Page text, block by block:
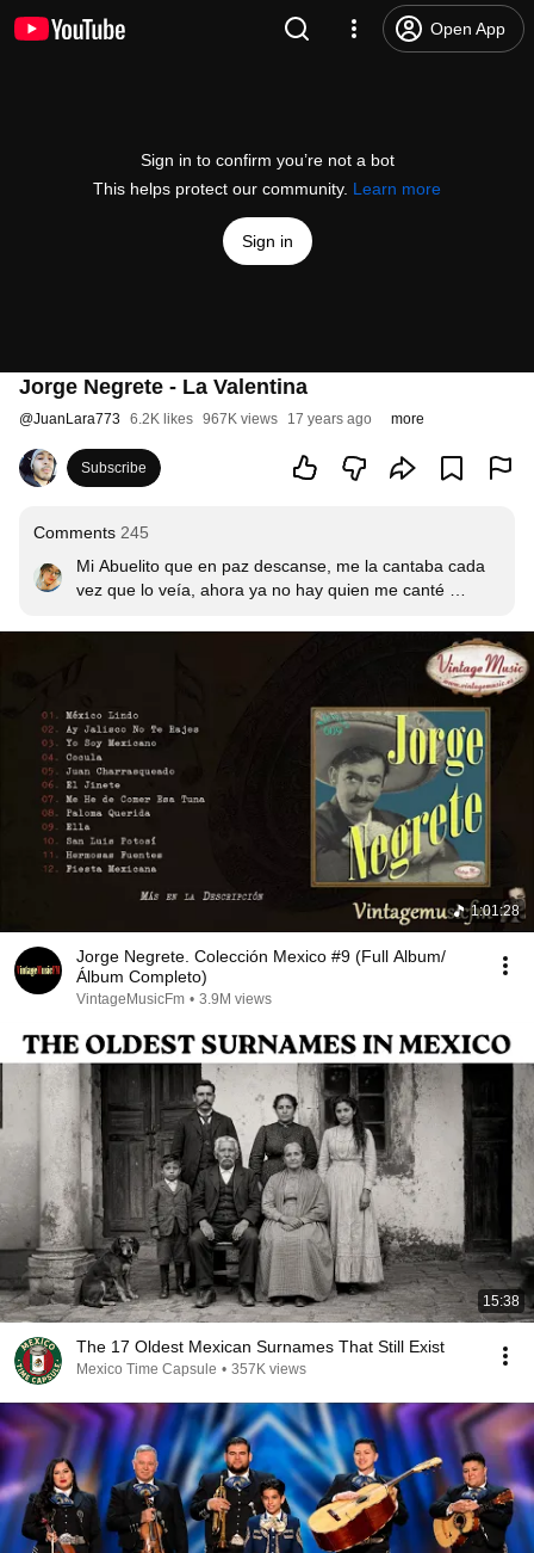
Open App
Sign in to confirm you’re not a bot
This helps protect our community. Learn more
Sign in
Jorge Negrete - La Valentina
@JuanLara773 6.2K likes 967K views 17 years ago more
Subscribe
Comments 245
Mi Abuelito que en paz descanse, me la cantaba cada
vez que lo veía, ahora ya no hay quien me canté
1:01:28
Jorge Negrete. Colección Mexico #9 (Full Album/
Álbum Completo)
VintageMusicFm • 3.9M views
15:38
The 17 Oldest Mexican Surnames That Still Exist
Mexico Time Capsule • 357K views